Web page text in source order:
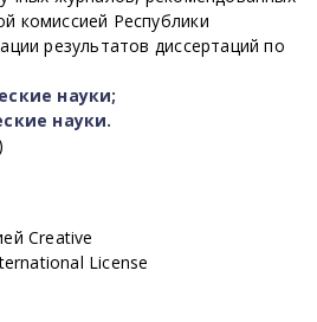
комиссией Республики
результатов диссертаций по
науки;
науки.
Creative
License